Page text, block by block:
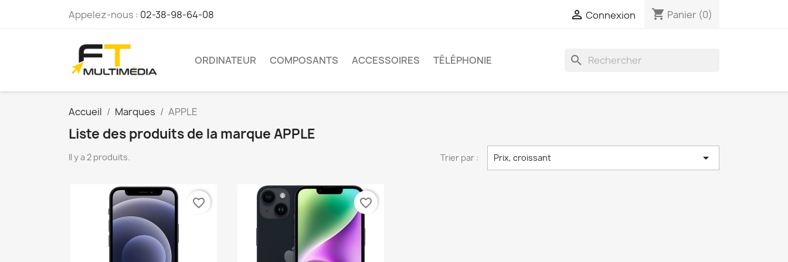
Appelez-nous : 02-38-98-64-08  Connexion shopping_cart Panier (0)
ORDINATEUR COMPOSANTS ACCESSOIRES TÉLÉPHONIE search
Accueil Marques APPLE
Liste des produits de la marque APPLE
Il y a 2 produits. Trier par : Prix, croissant 
favorite_border favorite_border